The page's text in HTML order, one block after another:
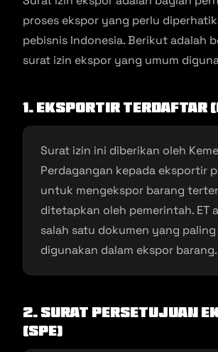
proses ekspor yang perlu
pebisnis Indonesia. Berikut adalah
surat izin ekspor yang umum
1. Eksportir Terdaftar
Surat izin ini diberikan oleh
Perdagangan kepada eksportir
untuk mengekspor barang
ditetapkan oleh pemerintah. ET
salah satu dokumen yang
digunakan dalam ekspor barang.
2. Surat Persetujuan
(SPE)